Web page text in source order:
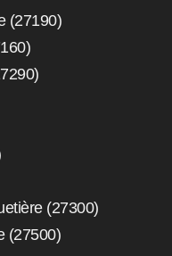
(27190)
(27300)
(27500)